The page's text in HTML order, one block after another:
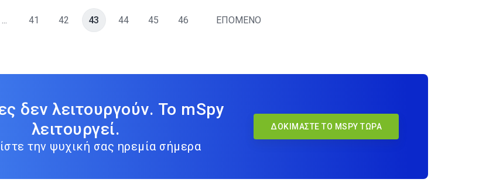
... 41 42 43 44 45 46 ΕΠΟΜΕΝΟ
δεν λειτουργούν. Το mSpy
λειτουργεί.
την ψυχική σας ηρεμία σήμερα
ΔΟΚΙΜΆΣΤΕ ΤΟ MSPY ΤΏΡΑ